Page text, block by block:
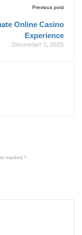
Previous post
Online Casino
Experience
December 1, 2025
marked *